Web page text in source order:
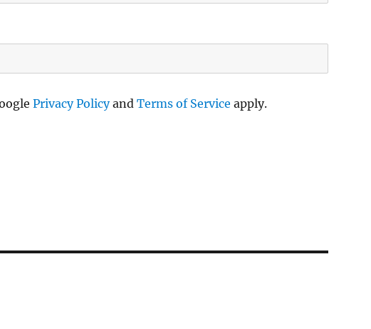
Privacy PolicyandTerms of Service apply.